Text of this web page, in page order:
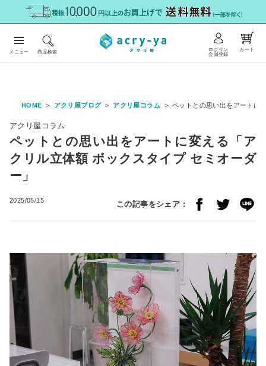
メニュー 商品検索
ログイン
会員登録
カート
HOME アクリ屋ブログ アクリ屋コラム ペットとの思い出をアートに
アクリ屋コラム
ペットとの思い出をアートに変える「ア
クリル立体額 ボックスタイプ セミオーダ
ー」
2025/05/15 この記事をシェア :